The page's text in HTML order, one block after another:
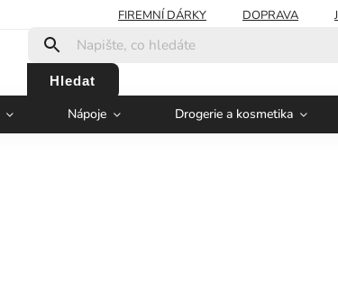
FIREMNÍ DÁRKY DOPRAVA
Hledat
Nápoje Drogerie a kosmetika